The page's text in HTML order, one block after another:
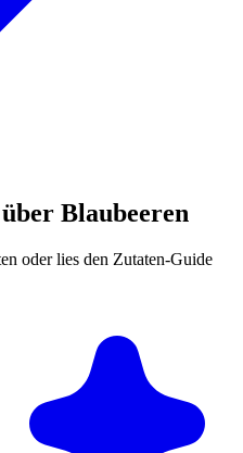
Blaubeeren
oder lies den Zutaten-Guide